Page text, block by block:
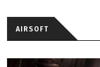
AIRSOFT